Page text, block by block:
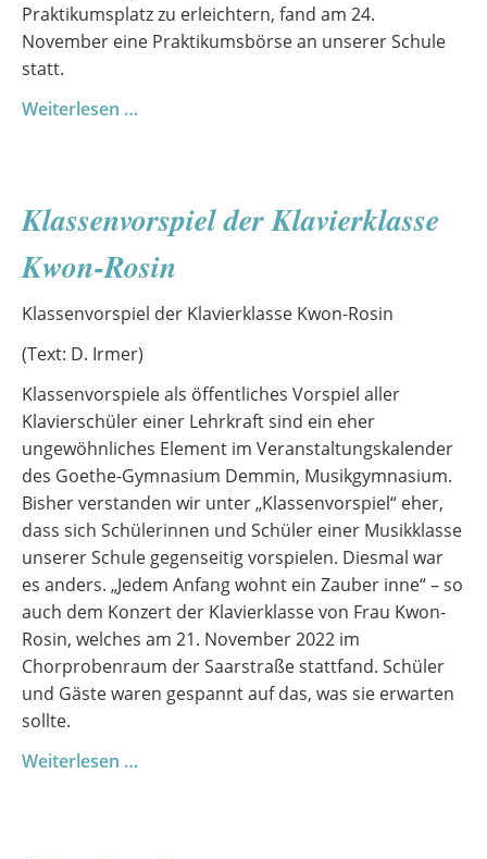
Praktikumsplatz zu erleichtern, fand am 24.
November eine Praktikumsbörse an unserer Schule
statt.
Weiterlesen …
Klassenvorspiel der Klavierklasse
Kwon-Rosin
Klassenvorspiel der Klavierklasse Kwon-Rosin
(Text: D. Irmer)
Klassenvorspiele als öffentliches Vorspiel aller
Klavierschüler einer Lehrkraft sind ein eher
ungewöhnliches Element im Veranstaltungskalender
des Goethe-Gymnasium Demmin, Musikgymnasium.
Bisher verstanden wir unter „Klassenvorspiel“ eher,
dass sich Schülerinnen und Schüler einer Musikklasse
unserer Schule gegenseitig vorspielen. Diesmal war
es anders. „Jedem Anfang wohnt ein Zauber inne“ – so
auch dem Konzert der Klavierklasse von Frau Kwon-
Rosin, welches am 21. November 2022 im
Chorprobenraum der Saarstraße stattfand. Schüler
und Gäste waren gespannt auf das, was sie erwarten
sollte.
Weiterlesen …